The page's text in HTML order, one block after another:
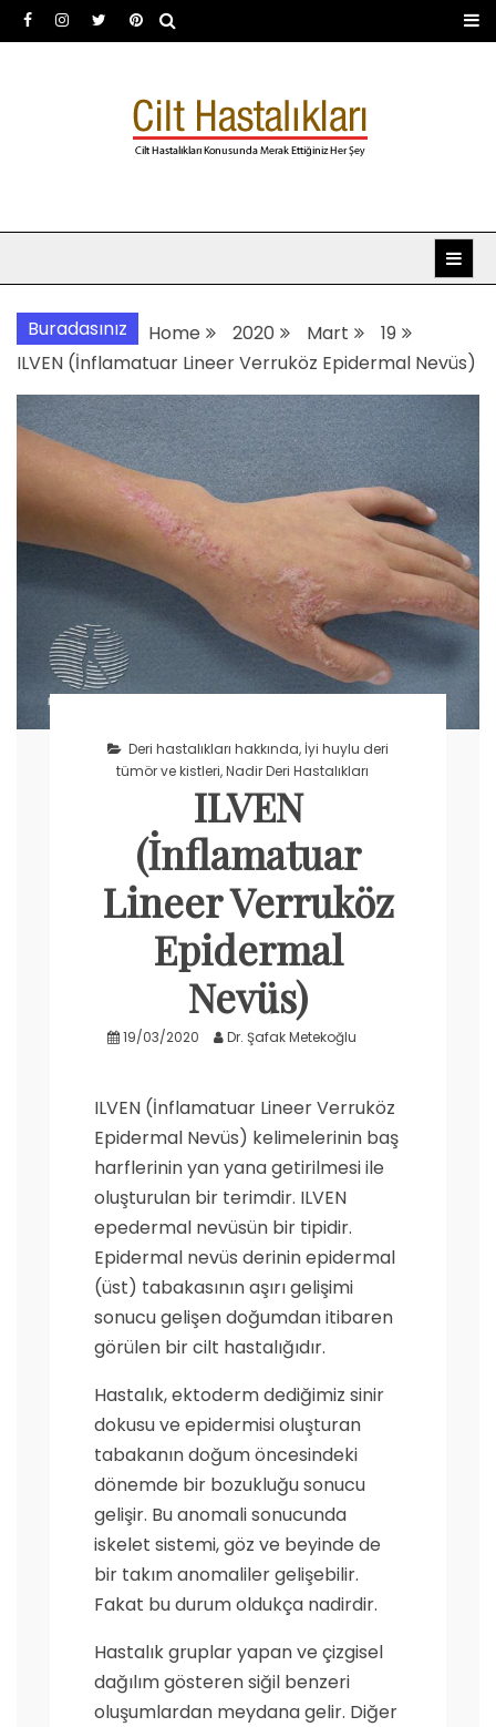
Skip
to
Dermatoloji uzmanı Dr.
Şafak Metekoğlu Akalın
Buradasınız Home 2020 Mart
19
ILVEN (İnflamatuar Lineer Verruköz Epidermal Nevüs)
Deri hastalıkları hakkında, İyi huylu deri
tümör ve kistleri,Nadir Deri Hastalıkları
ILVEN
(İnflamatuar
Lineer Verruköz
Epidermal
Nevüs)
19/03/2020 Dr. Şafak Metekoğlu
ILVEN (İnflamatuar Lineer Verruköz
Epidermal Nevüs) kelimelerinin baş
harflerinin yan yana getirilmesi ile
oluşturulan bir terimdir. ILVEN
epedermal nevüsün bir tipidir.
Epidermal nevüs derinin epidermal
(üst) tabakasının aşırı gelişimi
sonucu gelişen doğumdan itibaren
görülen bir cilt hastalığıdır.
Hastalık, ektoderm dediğimiz sinir
dokusu ve epidermisi oluşturan
tabakanın doğum öncesindeki
dönemde bir bozukluğu sonucu
gelişir. Bu anomali sonucunda
iskelet sistemi, göz ve beyinde de
bir takım anomaliler gelişebilir.
Fakat bu durum oldukça nadirdir.
Hastalık gruplar yapan ve çizgisel
dağılım gösteren siğil benzeri
oluşumlardan meydana gelir. Diğer